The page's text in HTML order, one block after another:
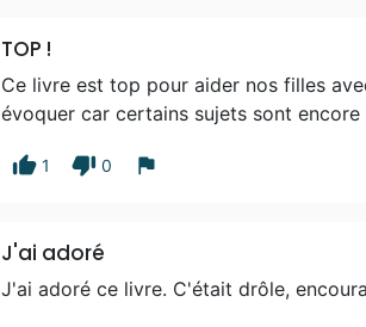
TOP !
Ce livre est top pour aider nos filles
évoquer car certains sujets sont
thumb_up 1 thumb_down 0 flag
J'ai adoré
J'ai adoré ce livre. C'était drôle,